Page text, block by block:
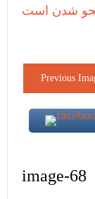
شدن است
Previous
image-68